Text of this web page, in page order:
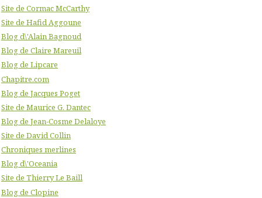
Site de Cormac McCarthy
Site de Hafid Aggoune
Blog d\'Alain Bagnoud
Blog de Claire Mareuil
Blog de Lipcare
Chapitre.com
Blog de Jacques Poget
Site de Maurice G. Dantec
Blog de Jean-Cosme Delaloye
Site de David Collin
Chroniques merlines
Blog d\'Oceania
Site de Thierry Le Baill
Blog de Clopine